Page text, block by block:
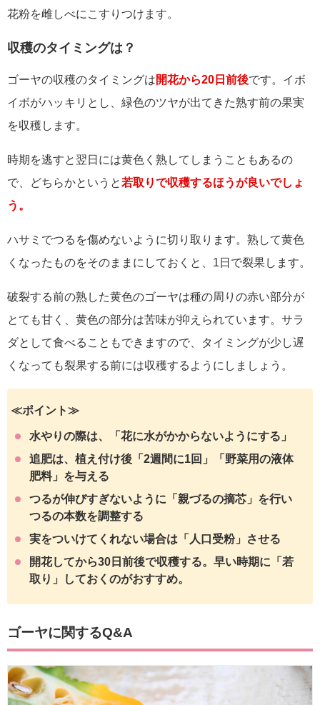
花粉を雌しべにこすりつけます。
収穫のタイミングは？
ゴーヤの収穫のタイミングは開花から20日前後です。イボ
イボがハッキリとし、緑色のツヤが出てきた熟す前の果実
を収穫します。
時期を逃すと翌日には黄色く熟してしまうこともあるの
で、どちらかというと若取りで収穫するほうが良いでしょ
う。
ハサミでつるを傷めないように切り取ります。熟して黄色
くなったものをそのままにしておくと、1日で裂果します。
破裂する前の熟した黄色のゴーヤは種の周りの赤い部分が
とても甘く、黄色の部分は苦味が抑えられています。サラ
ダとして食べることもできますので、タイミングが少し遅
くなっても裂果する前には収穫するようにしましょう。
≪ポイント≫
水やりの際は、「花に水がかからないようにする」
追肥は、植え付け後「2週間に1回」「野菜用の液体
肥料」を与える
つるが伸びすぎないように「親づるの摘芯」を行い
つるの本数を調整する
実をついけてくれない場合は「人口受粉」させる
開花してから30日前後で収穫する。早い時期に「若
取り」しておくのがおすすめ。
ゴーヤに関するQ&A